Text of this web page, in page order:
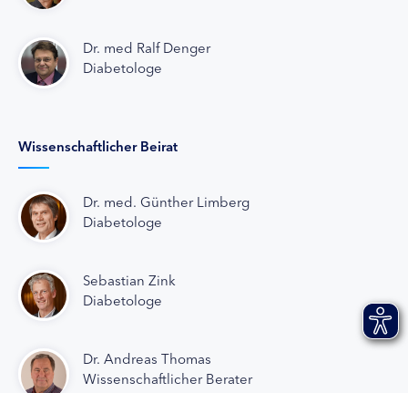
Dr. med Ralf Denger
Diabetologe
Wissenschaftlicher Beirat
Dr. med. Günther Limberg
Diabetologe
Sebastian Zink
Diabetologe
Dr. Andreas Thomas
Wissenschaftlicher Berater